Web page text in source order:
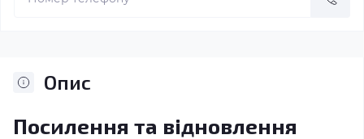
Опис
Посилення та відновлення